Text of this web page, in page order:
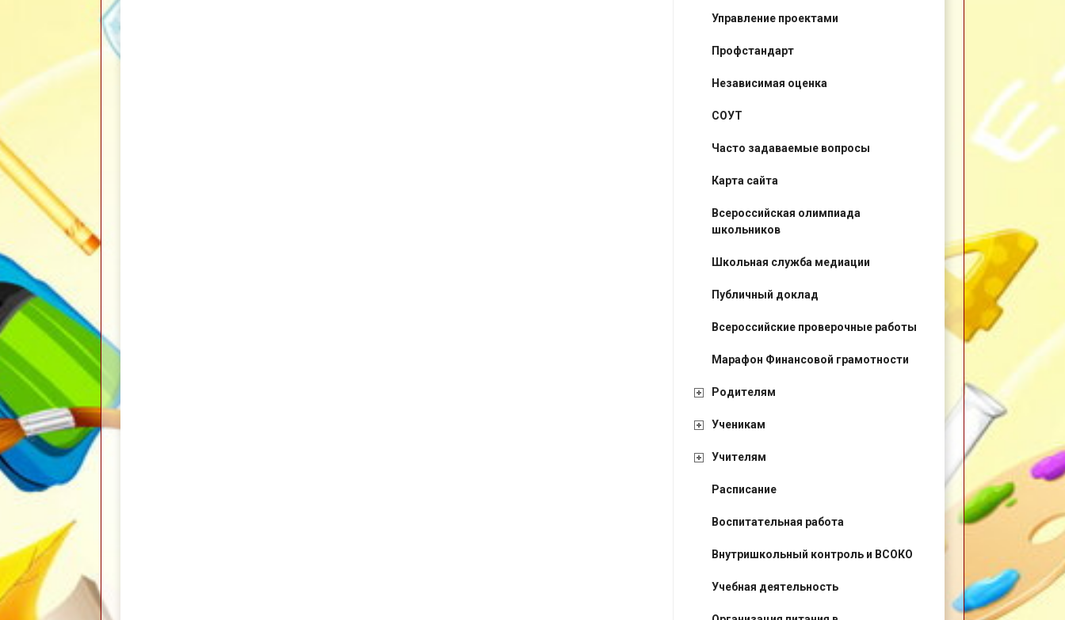
Управление проектами
Профстандарт
Независимая оценка
СОУТ
Часто задаваемые вопросы
Карта сайта
Всероссийская олимпиада
школьников
Школьная служба медиации
Публичный доклад
Всероссийские проверочные работы
Марафон Финансовой грамотности
Родителям
Ученикам
Учителям
Расписание
Воспитательная работа
Внутришкольный контроль и ВСОКО
Учебная деятельность